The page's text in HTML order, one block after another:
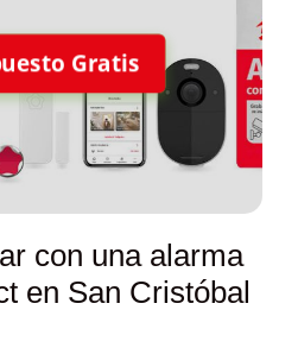
Gratis
con una alarma
en San Cristóbal